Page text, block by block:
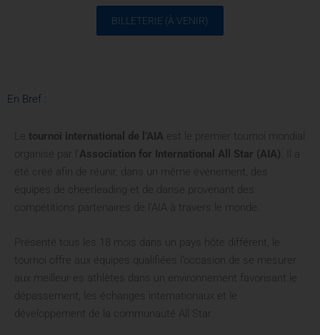
BILLETERIE (À VENIR)
En Bref :
Le tournoi international de l’AIA est le premier tournoi mondial
organisé par l’ Association for International All Star (AIA) . Il a
été créé afin de réunir, dans un même événement, des
équipes de cheerleading et de danse provenant des
compétitions partenaires de l’AIA à travers le monde.
Présenté tous les 18 mois dans un pays hôte différent, le
tournoi offre aux équipes qualifiées l’occasion de se mesurer
aux meilleur·es athlètes dans un environnement favorisant le
dépassement, les échanges internationaux et le
développement de la communauté All Star.